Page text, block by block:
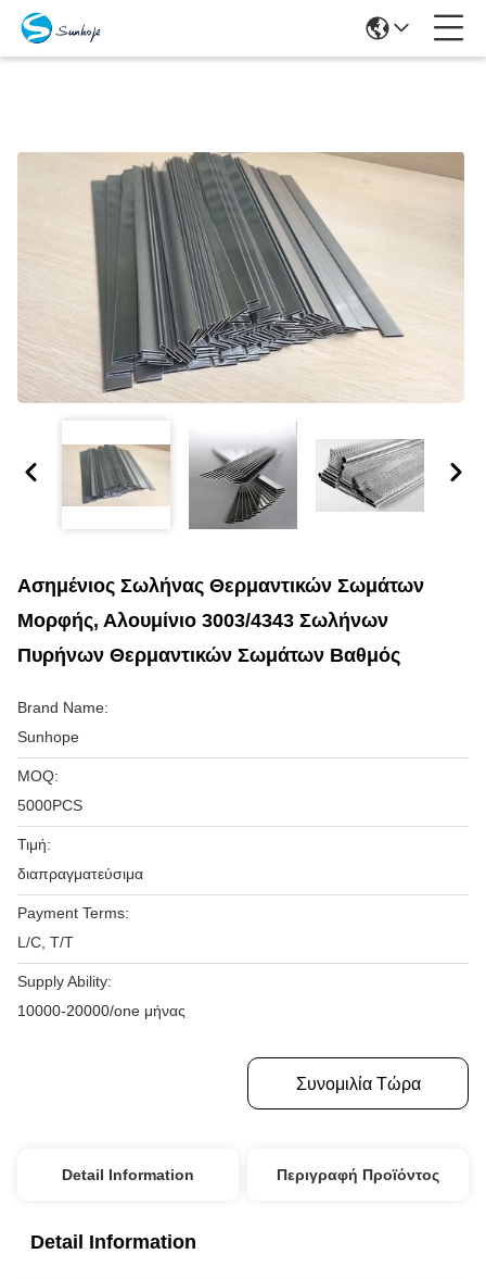
Ασημένιος Σωλήνας Θερμαντικών Σωμάτων
Μορφής, Αλουμίνιο 3003/4343 Σωλήνων
Πυρήνων Θερμαντικών Σωμάτων Βαθμός
Brand Name:
Sunhope
MOQ:
5000PCS
Τιμή:
διαπραγματεύσιμα
Payment Terms:
L/C, T/T
Supply Ability:
10000-20000/one μήνας
Συνομιλία Τώρα
Detail Information Περιγραφή Προϊόντος
Detail Information